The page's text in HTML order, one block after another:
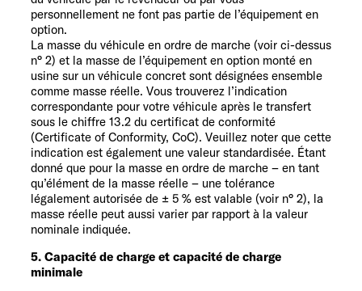
personnellement ne font pas partie de l’équipement en
option.
La masse du véhicule en ordre de marche (voir ci-dessus
n° 2) et la masse de l’équipement en option monté en
usine sur un véhicule concret sont désignées ensemble
comme masse réelle. Vous trouverez l’indication
correspondante pour votre véhicule après le transfert
sous le chiffre 13.2 du certificat de conformité
(Certificate of Conformity, CoC). Veuillez noter que cette
indication est également une valeur standardisée. Étant
donné que pour la masse en ordre de marche – en tant
qu’élément de la masse réelle – une tolérance
légalement autorisée de ± 5 % est valable (voir n° 2), la
masse réelle peut aussi varier par rapport à la valeur
nominale indiquée.
5. Capacité de charge et capacité de charge
minimale